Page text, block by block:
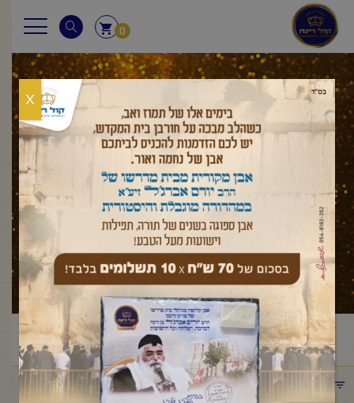
0
מאמר לשבת
ראשי /מאמר לשבת/בראשית/בראשית/פרשת בראשית –
פתיחת התורה באות ב'
תפריט קטגוריות
X